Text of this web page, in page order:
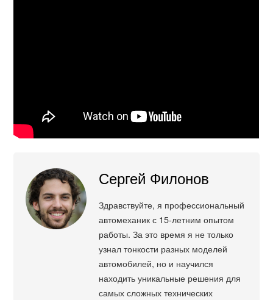
Сергей Филонов
Здравствуйте, я профессиональный
автомеханик с 15-летним опытом
работы. За это время я не только
узнал тонкости разных моделей
автомобилей, но и научился
находить уникальные решения для
самых сложных технических